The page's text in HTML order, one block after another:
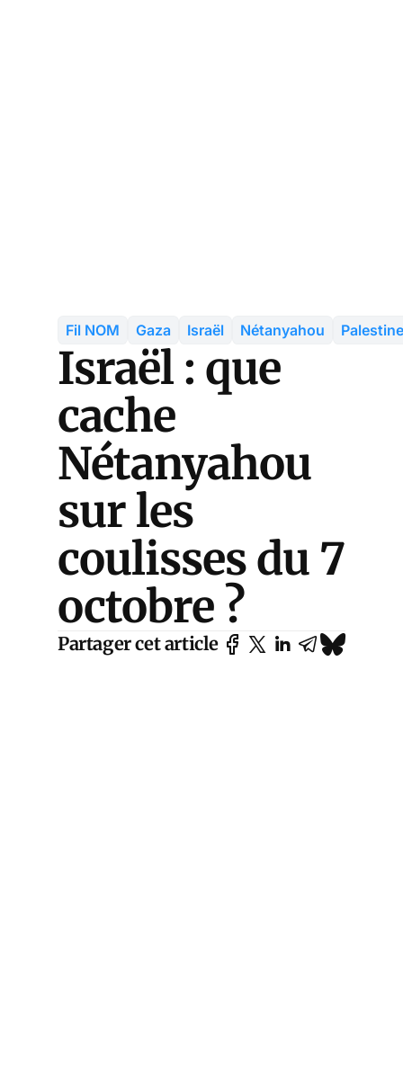
Fil NOM Gaza Israël Nétanyahou Palestine
Israël : que
cache
Nétanyahou
sur les
coulisses du 7
octobre ?
Partager cet article